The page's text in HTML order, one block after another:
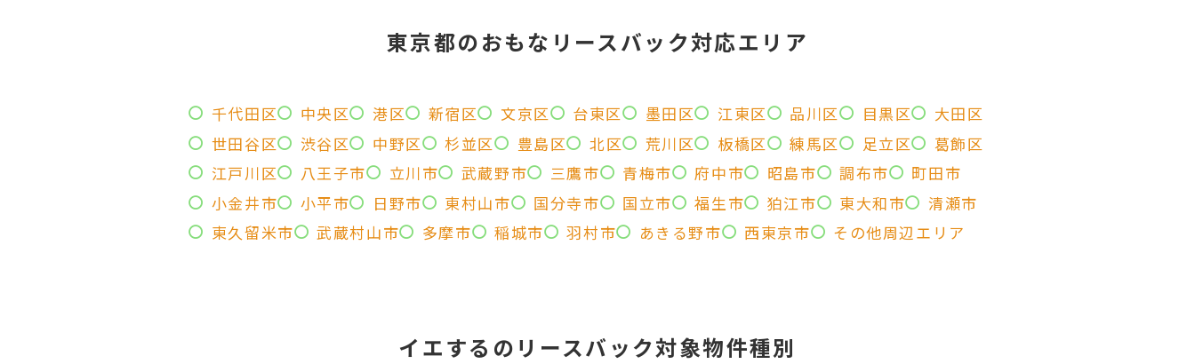
東京都のおもなリースバック対応エリア
千代田区 中央区 港区 新宿区 文京区 台東区 墨田区 江東区 品川区 目黒区
大田区
世田谷区
渋谷区 中野区 杉並区 豊島区 北区 荒川区 板橋区 練馬区 足立区
葛飾区
江戸川区
八王子市 立川市 武蔵野市 三鷹市 青梅市 府中市 昭島市 調布市
町田市
小金井市
小平市 日野市 東村山市 国分寺市 国立市 福生市 狛江市 東大和市
清瀬市
東久留米市
武蔵村山市 多摩市 稲城市 羽村市 あきる野市 西東京市 その他周辺エリア
イエするの リースバック対象物件種別